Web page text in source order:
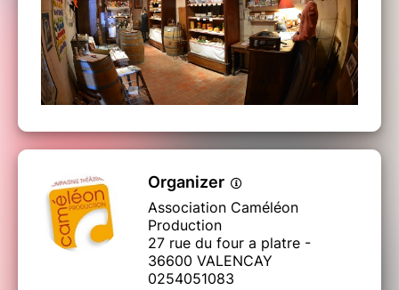
Organizer
Association Caméléon
Production
27 rue du four a platre -
36600 VALENCAY
0254051083